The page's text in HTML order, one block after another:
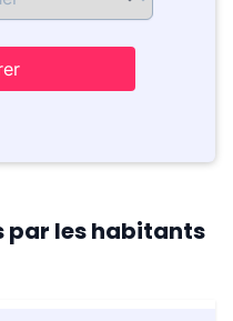
par les habitants